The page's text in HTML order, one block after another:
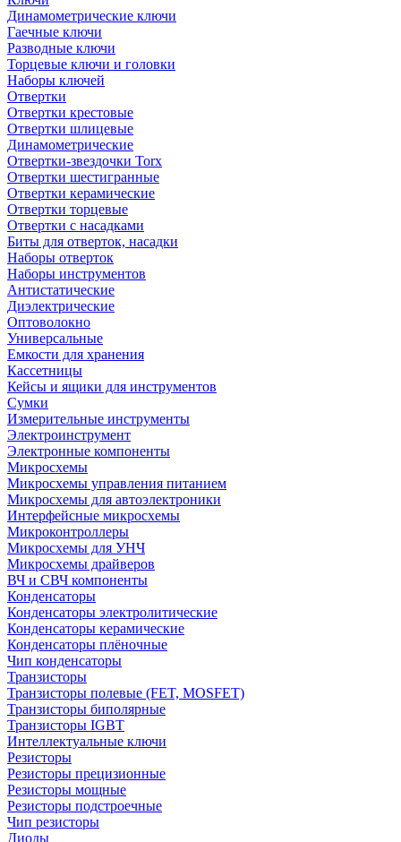
Динамометрические ключи
Гаечные ключи
Разводные ключи
Торцевые ключи и головки
Наборы ключей
Отвертки
Отвертки крестовые
Отвертки шлицевые
Динамометрические
Отвертки-звездочки Torx
Отвертки шестигранные
Отвертки керамические
Отвертки торцевые
Отвертки с насадками
Биты для отверток, насадки
Наборы отверток
Наборы инструментов
Антистатические
Диэлектрические
Оптоволокно
Универсальные
Емкости для хранения
Кассетницы
Кейсы и ящики для инструментов
Сумки
Измерительные инструменты
Электроинструмент
Электронные компоненты
Микросхемы
Микросхемы управления питанием
Микросхемы для автоэлектроники
Интерфейсные микросхемы
Микроконтроллеры
Микросхемы для УНЧ
Микросхемы драйверов
ВЧ и СВЧ компоненты
Конденсаторы
Конденсаторы электролитические
Конденсаторы керамические
Конденсаторы плёночные
Чип конденсаторы
Транзисторы
Транзисторы полевые (FET, MOSFET)
Транзисторы биполярные
Транзисторы IGBT
Интеллектуальные ключи
Резисторы
Резисторы прецизионные
Резисторы мощные
Резисторы подстроечные
Чип резисторы
Диоды